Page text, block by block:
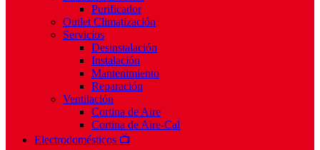
Purificador
Outlet Climatización
Servicios
Desinstalación
Instalación
Mantenimiento
Reparación
Ventilación
Cortina de Aire
Cortina de Aire-Cal
Electrodomésticos 📺